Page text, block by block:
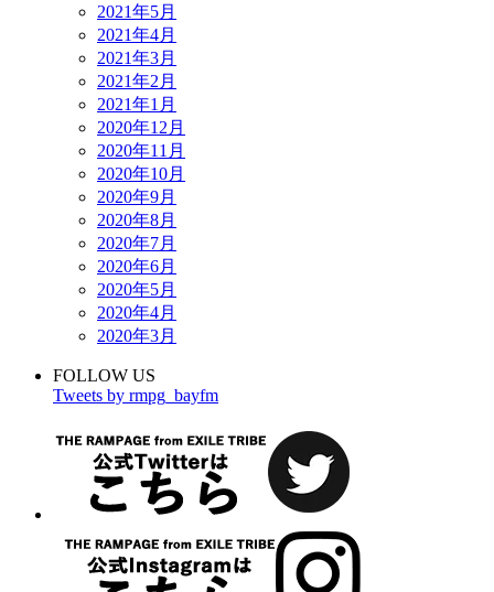
2021年5月
2021年4月
2021年3月
2021年2月
2021年1月
2020年12月
2020年11月
2020年10月
2020年9月
2020年8月
2020年7月
2020年6月
2020年5月
2020年4月
2020年3月
FOLLOW US
Tweets by rmpg_bayfm